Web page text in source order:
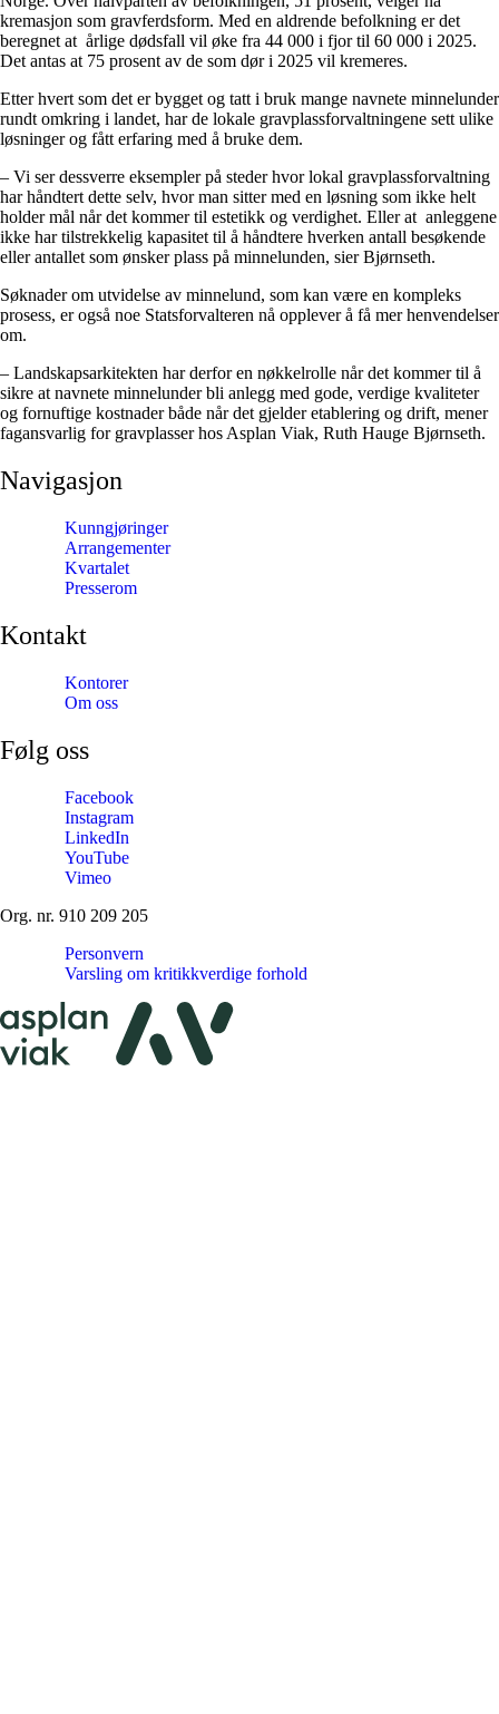
kremasjon som gravferdsform. Med en aldrende befolkning er det
beregnet at årlige dødsfall vil øke fra 44 000 i fjor til 60 000 i 2025.
Det antas at 75 prosent av de som dør i 2025 vil kremeres.
Etter hvert som det er bygget og tatt i bruk mange navnete minnelunder
rundt omkring i landet, har de lokale gravplassforvaltningene sett ulike
løsninger og fått erfaring med å bruke dem.
– Vi ser dessverre eksempler på steder hvor lokal gravplassforvaltning
har håndtert dette selv, hvor man sitter med en løsning som ikke helt
holder mål når det kommer til estetikk og verdighet. Eller at anleggene
ikke har tilstrekkelig kapasitet til å håndtere hverken antall besøkende
eller antallet som ønsker plass på minnelunden, sier Bjørnseth.
Søknader om utvidelse av minnelund, som kan være en kompleks
prosess, er også noe Statsforvalteren nå opplever å få mer henvendelser
om.
– Landskapsarkitekten har derfor en nøkkelrolle når det kommer til å
sikre at navnete minnelunder bli anlegg med gode, verdige kvaliteter
og fornuftige kostnader både når det gjelder etablering og drift, mener
fagansvarlig for gravplasser hos Asplan Viak, Ruth Hauge Bjørnseth.
Navigasjon
Kunngjøringer
Arrangementer
Kvartalet
Presserom
Kontakt
Kontorer
Om oss
Følg oss
Facebook
Instagram
LinkedIn
YouTube
Vimeo
Org. nr. 910 209 205
Personvern
Varsling om kritikkverdige forhold